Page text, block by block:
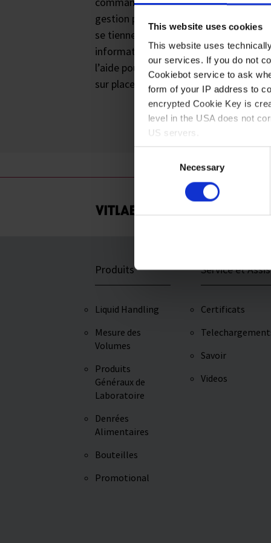
This website uses cookies
This website uses
our services. If you do not
Cookiebot service to ask
form of your IP address to
encrypted Cookie Key is
level in the USA does not
US servers.
For more information on
Necessary
gestion produit et notre équipe de
se tiennent à votre disposition pour
information technique ou pour obtenir
l’aide pour votre application –
sur place ».
Produits
Liquid Handling
Mesure des
Volumes
Produits
Généraux de
Laboratoire
Denrées
Alimentaires
Bouteilles
Promotional
Service et
Certificats
Savoir
Videos